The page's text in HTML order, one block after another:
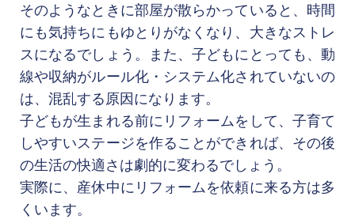
そのようなときに部屋が散らかっていると、時間
にも気持ちにもゆとりがなくなり、大きなストレ
スになるでしょう。また、子どもにとっても、動
線や収納がルール化・システム化されていないの
は、混乱する原因になります。
子どもが生まれる前にリフォームをして、子育て
しやすいステージを作ることができれば、その後
の生活の快適さは劇的に変わるでしょう。
実際に、産休中にリフォームを依頼に来る方は多